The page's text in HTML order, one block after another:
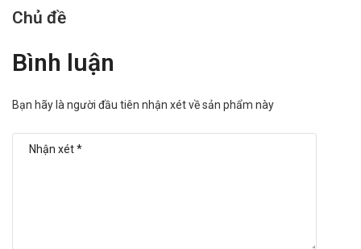
ngực Prinzmetal);
Bệnh nhân suy tim sau nhồi máu cơ tim cấp (trong vòng
Tác dụng phụ của Amlessa 8mg/10mg
Krka
giác kiến bò và kim châm, buồn ngủ, ù tai, rối loạn thị giác,
mất cảm giác đau, viêm mũi (ngạt mũi, chảy nước mũi),
Chủ đề
Bình luận
Bạn hãy là người đầu tiên nhận xét về sản phẩm này